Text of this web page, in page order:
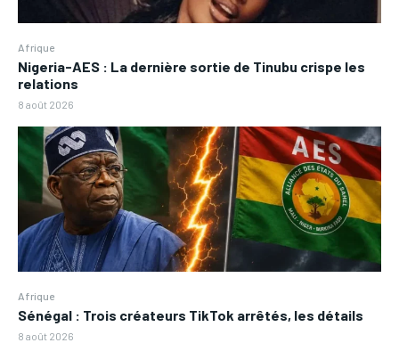
Afrique
Nigeria-AES : La dernière sortie de Tinubu crispe les
relations
8 août 2026
Afrique
Sénégal : Trois créateurs TikTok arrêtés, les détails
8 août 2026